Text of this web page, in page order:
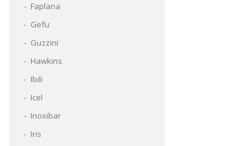
Faplana
Gefu
Guzzini
Hawkins
Ibili
Icel
Inoxibar
Iris